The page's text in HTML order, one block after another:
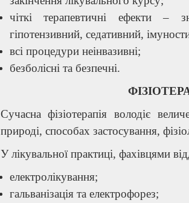
чіткі терапевтичні ефекти –
гіпотензивний, седативний,
всі процедури неінвазивні;
безболісні та безпечні.
Сучасна фізіотерапія володіє
природі, способах застосування,
У лікувальної практиці, фахівцями
електролікування;
гальванізація та електрофорез;